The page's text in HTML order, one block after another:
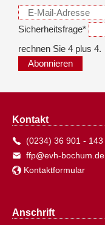
Sicherheitsfrage*
rechnen Sie 4 plus 4.
Abonnieren
Kontakt
(0234) 36 901 - 143
ffp@evh-bochum.de
Kontaktformular
Anschrift